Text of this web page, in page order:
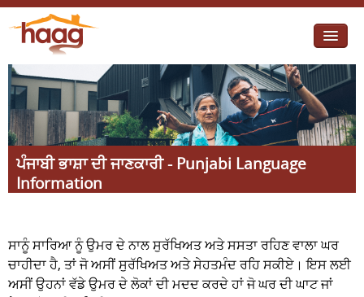
I need help
I want change
Retirement Housing
Diverse Communities
ਪੰਜਾਬੀ ਭਾਸ਼ਾ ਦੀ ਜਾਣਕਾਰੀ - Punjabi Language
Information
ਸਾਨੂੰ ਸਾਰਿਆ ਨੂੰ ਉਮਰ ਦੇ ਨਾਲ ਸੁਰੱਖਿਅਤ ਅਤੇ ਸਸਤਾ ਰਹਿਣ ਵਾਲਾ ਘਰ
ਚਾਹੀਦਾ ਹੈ, ਤਾਂ ਜੋ ਅਸੀਂ ਸੁਰੱਖਿਅਤ ਅਤੇ ਸੇਹਤਮੰਦ ਰਹਿ ਸਕੀਏ। ਇਸ ਲਈ
ਅਸੀਂ ਉਹਨਾਂ ਵੱਡੇ ਉਮਰ ਦੇ ਲੋਕਾਂ ਦੀ ਮਦਦ ਕਰਦੇ ਹਾਂ ਜੋ ਘਰ ਦੀ ਘਾਟ ਜਾਂ